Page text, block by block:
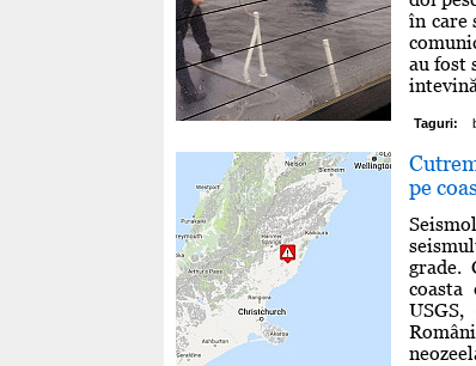
în care
au fost
Taguri:
pe
grade.